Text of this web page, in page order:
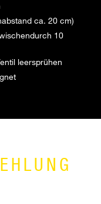
ca. 20 cm)
10
leersprühen